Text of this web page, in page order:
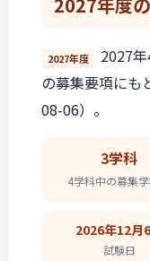
2027年度
2027
の募集要項にも
08-06）。
3学科
4学科中の募集
2026年12月
試験日